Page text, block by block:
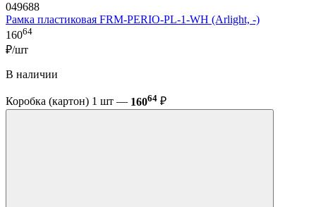
049688
Рамка пластиковая FRM-PERIO-PL-1-WH (Arlight, -)
16064
₽/шт
В наличии
Коробка (картон) 1 шт — 16064 ₽